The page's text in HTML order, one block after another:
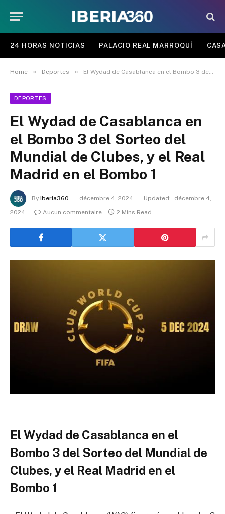
24 HORAS NOTICIAS PALACIO REAL MARROQUÍ
Home » Deportes » El Wydad de Casablanca en el Bombo 3 del Sorteo del Mundial de Clubes, y el Real Madrid en el Bombo 1
DEPORTES
El Wydad de Casablanca en
el Bombo 3 del Sorteo del
Mundial de Clubes, y el Real
Madrid en el Bombo 1
By Iberia360 décembre 4, 2024 Updated:
décembre 4,
2024
Aucun commentaire 2 Mins Read
El Wydad de Casablanca en el
Bombo 3 del Sorteo del Mundial de
Clubes, y el Real Madrid en el
Bombo 1